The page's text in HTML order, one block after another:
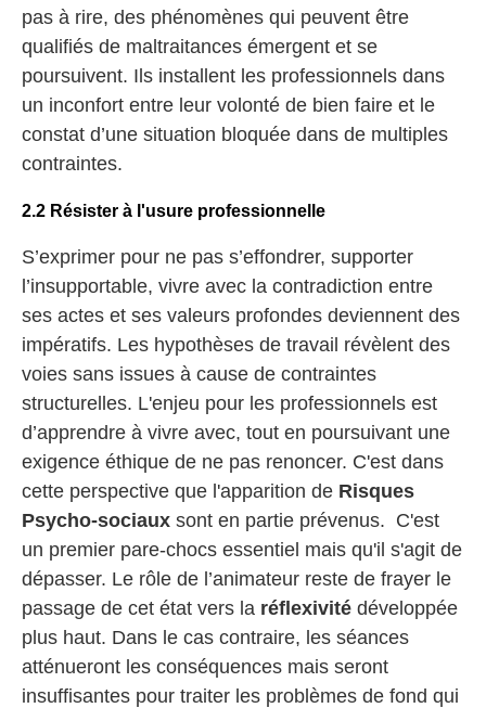
pas à rire, des phénomènes qui peuvent être
qualifiés de maltraitances émergent et se
poursuivent. Ils installent les professionnels dans
un inconfort entre leur volonté de bien faire et le
constat d’une situation bloquée dans de multiples
contraintes.
2.2 Résister à l'usure professionnelle
S’exprimer pour ne pas s’effondrer, supporter
l’insupportable, vivre avec la contradiction entre
ses actes et ses valeurs profondes deviennent des
impératifs. Les hypothèses de travail révèlent des
voies sans issues à cause de contraintes
structurelles. L'enjeu pour les professionnels est
d’apprendre à vivre avec, tout en poursuivant une
exigence éthique de ne pas renoncer. C'est dans
cette perspective que l'apparition de Risques
Psycho-sociaux sont en partie prévenus. C'est
un premier pare-chocs essentiel mais qu'il s'agit de
dépasser. Le rôle de l’animateur reste de frayer le
passage de cet état vers la réflexivité développée
plus haut. Dans le cas contraire, les séances
atténueront les conséquences mais seront
insuffisantes pour traiter les problèmes de fond qui